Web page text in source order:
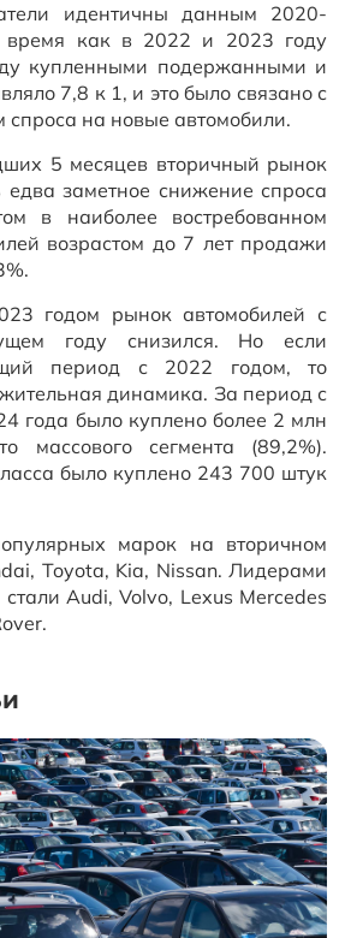
идентичны данным 2020-
время как в 2022 и 2023 году
купленными подержанными и
7,8 к 1, и это было связано с
на новые автомобили.
5 месяцев вторичный рынок
едва заметное снижение спроса
в наиболее востребованном
возрастом до 7 лет продажи
годом рынок автомобилей с
году снизился. Но если
период с 2022 годом, то
динамика. За период с
года было куплено более 2 млн
массового сегмента (89,2%).
было куплено 243 700 штук
марок на вторичном
Toyota, Kia, Nissan. Лидерами
Audi, Volvo, Lexus Mercedes